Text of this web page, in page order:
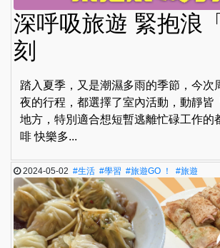
深呼吸旅遊 緊抱浪
刻
踏入夏季，又是潮濕多雨的季節，今次
夜的行程，都選擇了室內活動，動靜皆
地方，特別適合想短暫逃離忙碌工作的
啡 快樂多...
2024-05-02#生活 #學習 #旅遊GO ！ #旅遊